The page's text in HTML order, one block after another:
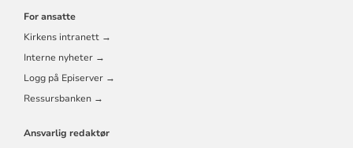
For ansatte
Kirkens intranett →
Interne nyheter →
Logg på Episerver →
Ressursbanken →
Ansvarlig redaktør